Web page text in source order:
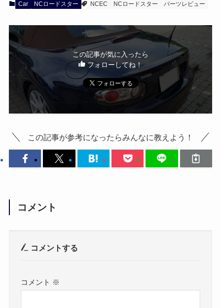
Car NCロードスター NCEC NCロードスター パーツレビュー
この記事が気に入ったら
フォローしてね！
この記事が参考になったらみんなに教えよう！
コメント
コメントする
コメント ※